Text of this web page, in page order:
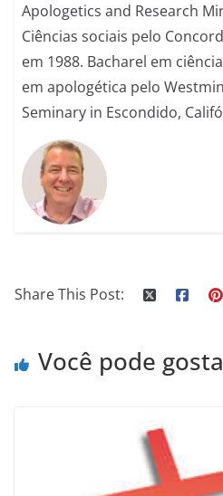
Apologetics and Research
Ciências sociais pelo
em 1988. Bacharel em
em apologética pelo
Seminary in Escondido,
Share This Post:
Você pode